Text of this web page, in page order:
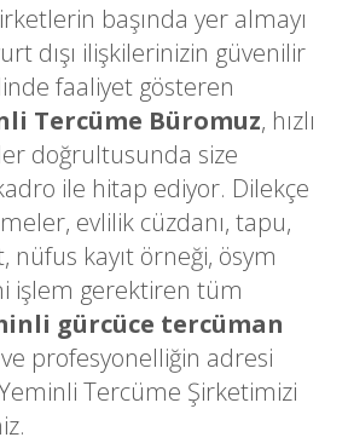
başında yer almayı
dışı ilişkilerinizin güvenilir
faaliyet gösteren
Tercüme Büromuz, hızlı
doğrultusunda size
ile hitap ediyor. Dilekçe
evlilik cüzdanı, tapu,
nüfus kayıt örneği, ösym
işlem gerektiren tüm
gürcüce tercüman
profesyonelliğin adresi
Tercüme Şirketimizi